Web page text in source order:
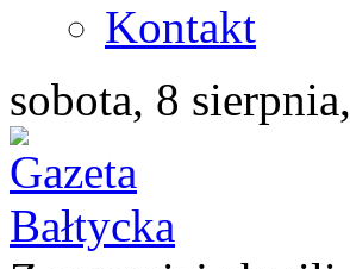
Kontakt
sobota, 8